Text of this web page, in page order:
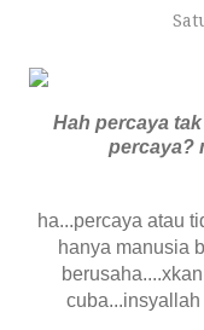
Hah percaya
percaya?
ha...percaya atau
hanya manusia
cuba...insyallah